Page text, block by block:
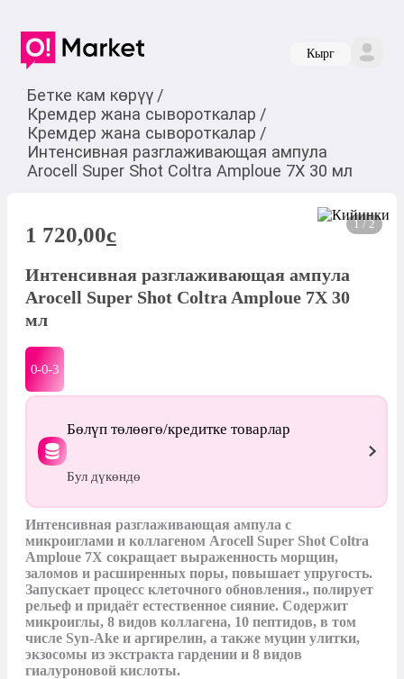
Кырг
Бетке кам көрүү /
Кремдер жана сывороткалар /
Кремдер жана сывороткалар /
Интенсивная разглаживающая ампула
Arocell Super Shot Coltra Amploue 7X 30 мл
1 / 2
1 720,00c
Интенсивная разглаживающая ампула
Arocell Super Shot Coltra Amploue 7X 30
мл
0-0-3
Бөлүп төлөөгө/кредитке товарлар
Бул дүкөндө
Интенсивная разглаживающая ампула с
микроиглами и коллагеном Arocell Super Shot Coltra
Amploue 7X сокращает выраженность морщин,
заломов и расширенных поры, повышает упругость.
Запускает процесс клеточного обновления., полирует
рельеф и придаёт естественное сияние. Содержит
микроиглы, 8 видов коллагена, 10 пептидов, в том
числе Syn-Ake и аргирелин, а также муцин улитки,
экзосомы из экстракта гардении и 8 видов
гиалуроновой кислоты.